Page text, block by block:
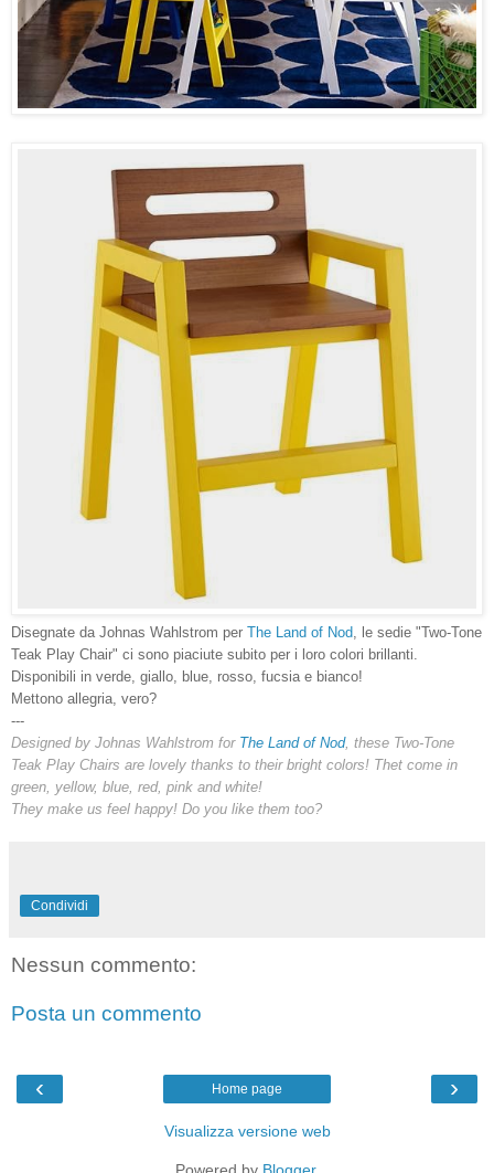
Disegnate da Johnas Wahlstrom per The Land of Nod , le sedie "Two-Tone
Teak Play Chair" ci sono piaciute subito per i loro colori brillanti.
Disponibili in verde, giallo, blue, rosso, fucsia e bianco!
Mettono allegria, vero?
---
Designed by Johnas Wahlstrom for The Land of Nod, these Two-Tone
Teak Play Chairs are lovely thanks to their bright colors! Thet come in
green, yellow, blue, red, pink and white!
They make us feel happy! Do you like them too?
Condividi
Nessun commento:
Posta un commento
‹ ›
Home page
Visualizza versione web